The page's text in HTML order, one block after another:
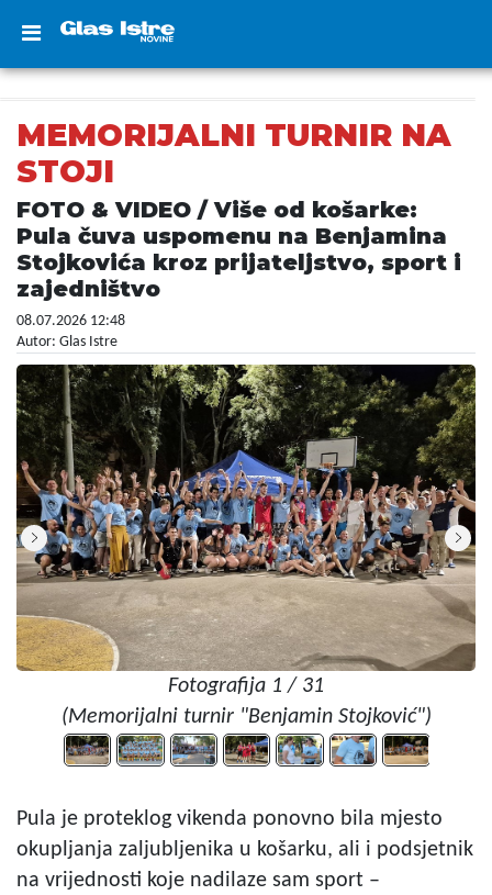
MEMORIJALNI TURNIR NA
STOJI
FOTO & VIDEO / Više od košarke:
Pula čuva uspomenu na Benjamina
Stojkovića kroz prijateljstvo, sport i
zajedništvo
08.07.2026 12:48
Autor: Glas Istre
Fotografija 1 / 31
(Memorijalni turnir "Benjamin Stojković")
Pula je proteklog vikenda ponovno bila mjesto
okupljanja zaljubljenika u košarku, ali i podsjetnik
na vrijednosti koje nadilaze sam sport –